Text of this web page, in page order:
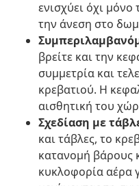
ενισχύει όχι μόνο
την άνεση στο
βρείτε και την
συμμετρία και
κρεβατιού. Η
αισθητική του
Σχεδίαση με
και τάβλες, το
κατανομή βάρους
κυκλοφορία αέρα